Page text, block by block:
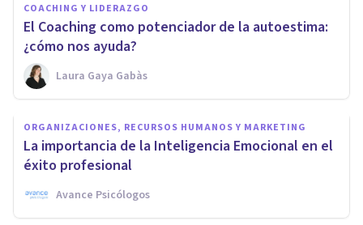
COACHING Y LIDERAZGO
El Coaching como potenciador de la autoestima:
¿cómo nos ayuda?
Laura Gaya Gabàs
ORGANIZACIONES, RECURSOS HUMANOS Y MARKETING
La importancia de la Inteligencia Emocional en el
éxito profesional
Avance Psicólogos
COACHING Y LIDERAZGO
45 blogs de Desarrollo
Personal totalmente
recomendables
Psicología Y Mente